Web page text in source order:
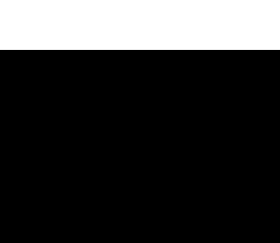
à Saint-Brieuc